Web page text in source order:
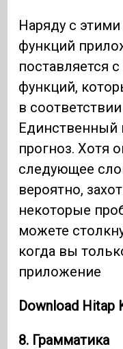
Наряду с
функций
поставляется
функций,
в
Единственный
прогноз. Хотя
следующее
вероятно,
некоторые
можете
когда вы
приложение
Download Hitap
8. Грамматика